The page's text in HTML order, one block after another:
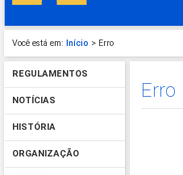
Você está em: Início > Erro
REGULAMENTOS
NOTÍCIAS
HISTÓRIA
ORGANIZAÇÃO
Erro